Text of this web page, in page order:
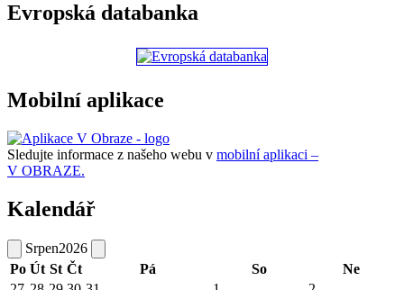
Evropská databanka
Mobilní aplikace
Sledujte informace z našeho webu v mobilní aplikaci –
V OBRAZE.
Kalendář
Srpen2026
Po Út St Čt Pá So
Ne